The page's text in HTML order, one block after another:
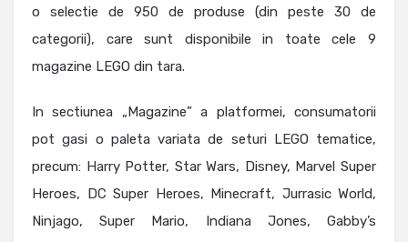
o selectie de 950 de produse (din peste 30 de
categorii), care sunt disponibile in toate cele 9
magazine LEGO din tara.
In sectiunea „Magazine” a platformei, consumatorii
pot gasi o paleta variata de seturi LEGO tematice,
precum: Harry Potter, Star Wars, Disney, Marvel Super
Heroes, DC Super Heroes, Minecraft, Jurrasic World,
Ninjago, Super Mario, Indiana Jones, Gabby’s